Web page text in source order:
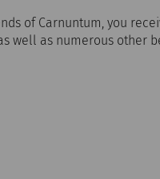
of Carnuntum, you
well as numerous other